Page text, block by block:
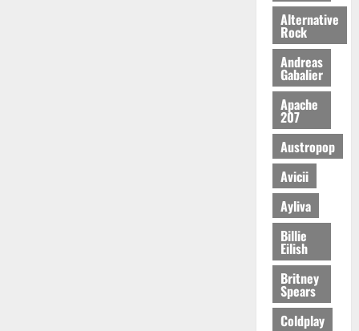
Alternative
Rock
Andreas
Gabalier
Apache
207
Austropop
Avicii
Ayliva
Billie
Eilish
Britney
Spears
Coldplay